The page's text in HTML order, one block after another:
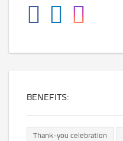
BENEFITS:
Thank-you celebration